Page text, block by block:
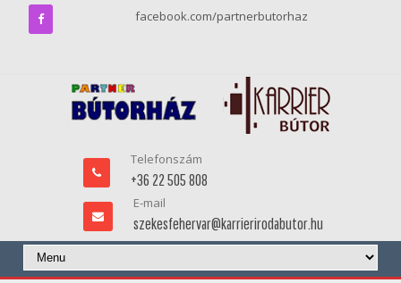
facebook.com/partnerbutorhaz
Telefonszám
+36 22 505 808
E-mail
szekesfehervar@karrierirodabutor.hu